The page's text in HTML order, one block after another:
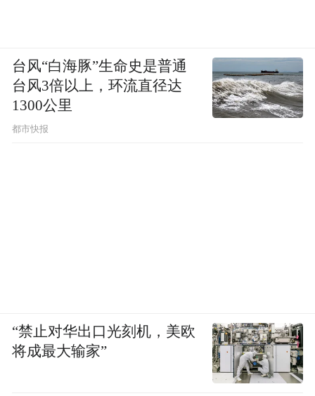
台风“白海豚”生命史是普通
台风3倍以上，环流直径达
1300公里
都市快报
“禁止对华出口光刻机，美欧
将成最大输家”